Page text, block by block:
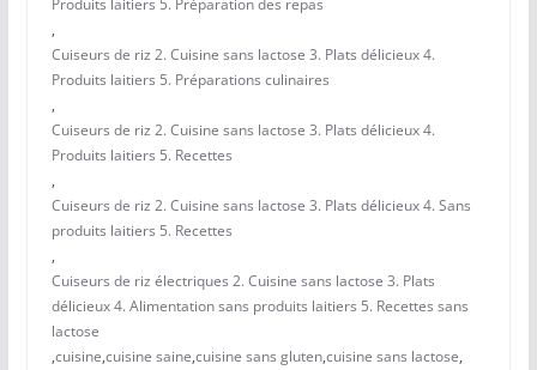
Produits laitiers 5. Préparation des repas
,
Cuiseurs de riz 2. Cuisine sans lactose 3. Plats délicieux 4.
Produits laitiers 5. Préparations culinaires
,
Cuiseurs de riz 2. Cuisine sans lactose 3. Plats délicieux 4.
Produits laitiers 5. Recettes
,
Cuiseurs de riz 2. Cuisine sans lactose 3. Plats délicieux 4. Sans
produits laitiers 5. Recettes
,
Cuiseurs de riz électriques 2. Cuisine sans lactose 3. Plats
délicieux 4. Alimentation sans produits laitiers 5. Recettes sans
lactose
,cuisine,cuisine saine,cuisine sans gluten,cuisine sans lactose,